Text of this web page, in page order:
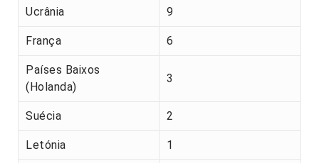
Ucrânia 9
França 6
Países Baixos
(Holanda)
3
Suécia 2
Letónia 1